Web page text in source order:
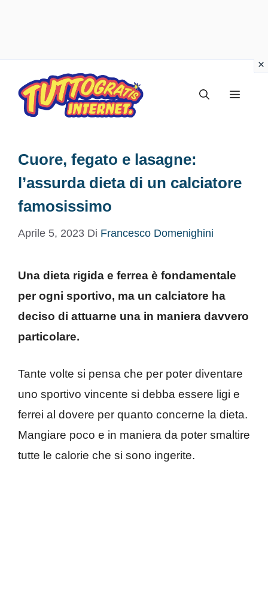
contenuto
Menu
Cuore, fegato e lasagne:
l’assurda dieta di un calciatore
famosissimo
Aprile 5, 2023 Di Francesco Domenighini
Una dieta rigida e ferrea è fondamentale
per ogni sportivo, ma un calciatore ha
deciso di attuarne una in maniera davvero
particolare.
Tante volte si pensa che per poter diventare
uno sportivo vincente si debba essere ligi e
ferrei al dovere per quanto concerne la dieta.
Mangiare poco e in maniera da poter smaltire
tutte le calorie che si sono ingerite.